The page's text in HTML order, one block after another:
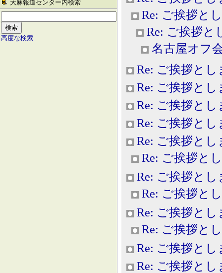
大麻報道センター内検索
高度な検索
Re: ご挨拶と
Re: ご挨拶と
名古屋オフ
Re: ご挨拶とし
Re: ご挨拶とし
Re: ご挨拶とし
Re: ご挨拶とし
Re: ご挨拶とし
Re: ご挨拶と
Re: ご挨拶とし
Re: ご挨拶と
Re: ご挨拶とし
Re: ご挨拶と
Re: ご挨拶とし
Re: ご挨拶とし